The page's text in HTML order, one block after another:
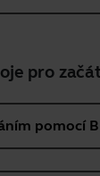
pro
pomocí